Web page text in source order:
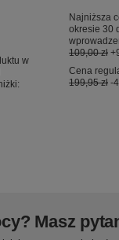
w
Najniższa
okresie 30
109,00 zł
Cena
199,95 zł -
Masz